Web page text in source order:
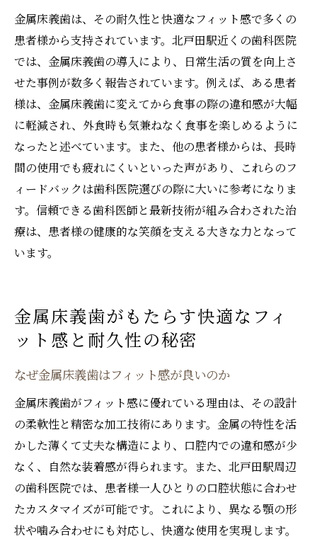
正しい使用法による長持ちの秘訣
金属床義歯は、その耐久性と快適なフィット感で多くの
患者様から支持されています。北戸田駅近くの歯科医院
では、金属床義歯の導入により、日常生活の質を向上さ
せた事例が数多く報告されています。例えば、ある患者
様は、金属床義歯に変えてから食事の際の違和感が大幅
に軽減され、外食時も気兼ねなく食事を楽しめるように
なったと述べています。また、他の患者様からは、長時
間の使用でも疲れにくいといった声があり、これらのフ
ィードバックは歯科医院選びの際に大いに参考になりま
す。信頼できる歯科医師と最新技術が組み合わされた治
療は、患者様の健康的な笑顔を支える大きな力となって
います。
金属床義歯がもたらす快適なフィ
ット感と耐久性の秘密
なぜ金属床義歯はフィット感が良いのか
金属床義歯がフィット感に優れている理由は、その設計
の柔軟性と精密な加工技術にあります。金属の特性を活
かした薄くて丈夫な構造により、口腔内での違和感が少
なく、自然な装着感が得られます。また、北戸田駅周辺
の歯科医院では、患者様一人ひとりの口腔状態に合わせ
たカスタマイズが可能です。これにより、異なる顎の形
状や噛み合わせにも対応し、快適な使用を実現します。